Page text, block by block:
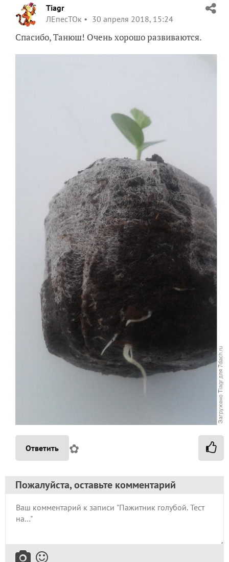
Tiagr
ЛЕпесТОк
30 апреля 2018, 15:24
Спасибо, Танюш! Очень хорошо развиваются.
Ответить ✿
Пожалуйста, оставьте комментарий